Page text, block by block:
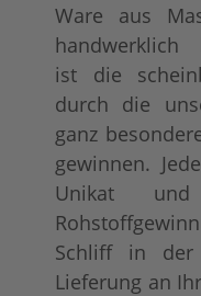
Ware aus
handwerklich
ist die
durch die
ganz
gewinnen.
Unikat
Schliff in
Lieferung an